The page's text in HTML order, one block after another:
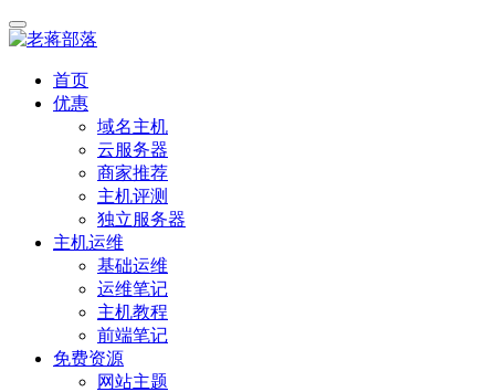
首页
优惠
域名主机
云服务器
商家推荐
主机评测
独立服务器
主机运维
基础运维
运维笔记
主机教程
前端笔记
免费资源
网站主题